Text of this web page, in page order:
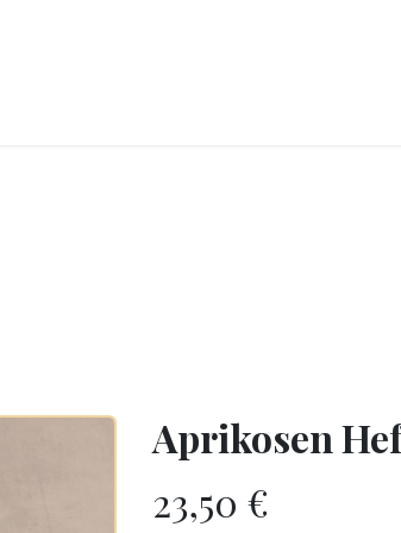
Aprikosen
23,50 €